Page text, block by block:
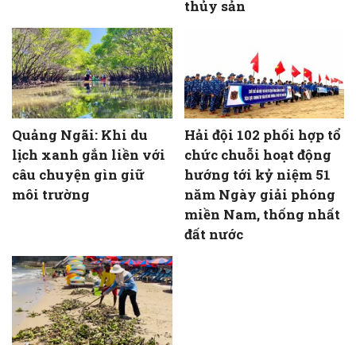
thủy sản
Quảng Ngãi: Khi du
lịch xanh gắn liền với
câu chuyện gìn giữ
môi trường
Hải đội 102 phối hợp tổ
chức chuỗi hoạt động
hướng tới kỷ niệm 51
năm Ngày giải phóng
miền Nam, thống nhất
đất nước